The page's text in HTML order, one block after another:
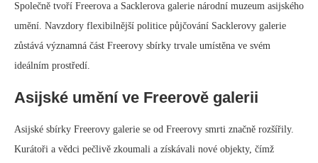
Společně tvoří Freerova a Sacklerova galerie národní muzeum asijského
umění. Navzdory flexibilnější politice půjčování Sacklerovy galerie
zůstává významná část Freerovy sbírky trvale umístěna ve svém
ideálním prostředí.
Asijské umění ve Freerově galerii
Asijské sbírky Freerovy galerie se od Freerovy smrti značně rozšířily.
Kurátoři a vědci pečlivě zkoumali a získávali nové objekty, čímž